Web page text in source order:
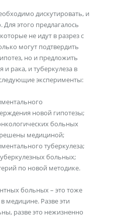
дискутировать, и
этого предлагалось
не идут в разрез с
могут подтвердить
но и предложить
рака, и туберкулеза в
эксперименты:
новой гипотезы;
больных
медициной;
туберкулеза;
больных;
по новой методике.
больных – это тоже
медицине. Разве эти
разве это нежизненно